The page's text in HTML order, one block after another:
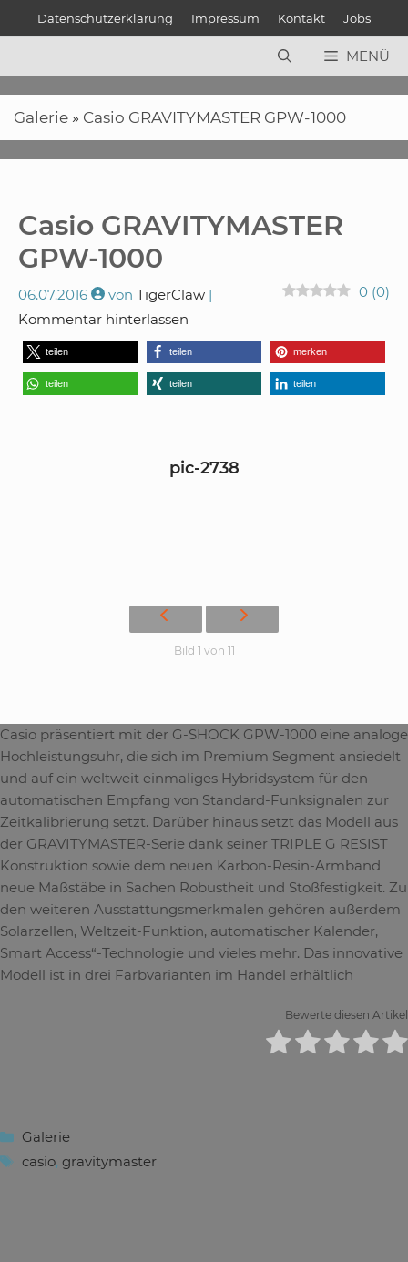
Datenschutzerklärung Impressum Kontakt Jobs
MENÜ
Galerie » Casio GRAVITYMASTER GPW-1000
Casio GRAVITYMASTER
GPW-1000
06.07.2016 von TigerClaw 0 (0)
Kommentar hinterlassen
teilen teilen merken
teilen teilen teilen
pic-2738
Bild 1 von 11
Casio präsentiert mit der G-SHOCK GPW-1000 eine analoge
Hochleistungsuhr, die sich im Premium Segment ansiedelt
und auf ein weltweit einmaliges Hybridsystem für den
automatischen Empfang von Standard-Funksignalen zur
Zeitkalibrierung setzt. Darüber hinaus setzt das Modell aus
der GRAVITYMASTER-Serie dank seiner TRIPLE G RESIST
Konstruktion sowie dem neuen Karbon-Resin-Armband
neue Maßstäbe in Sachen Robustheit und Stoßfestigkeit. Zu
den weiteren Ausstattungsmerkmalen gehören außerdem
Solarzellen, Weltzeit-Funktion, automatischer Kalender,
Smart Access“-Technologie und vieles mehr. Das innovative
Modell ist in drei Farbvarianten im Handel erhältlich
Bewerte diesen Artikel
Kategorien
Galerie
Schlagwörter
casio, gravitymaster